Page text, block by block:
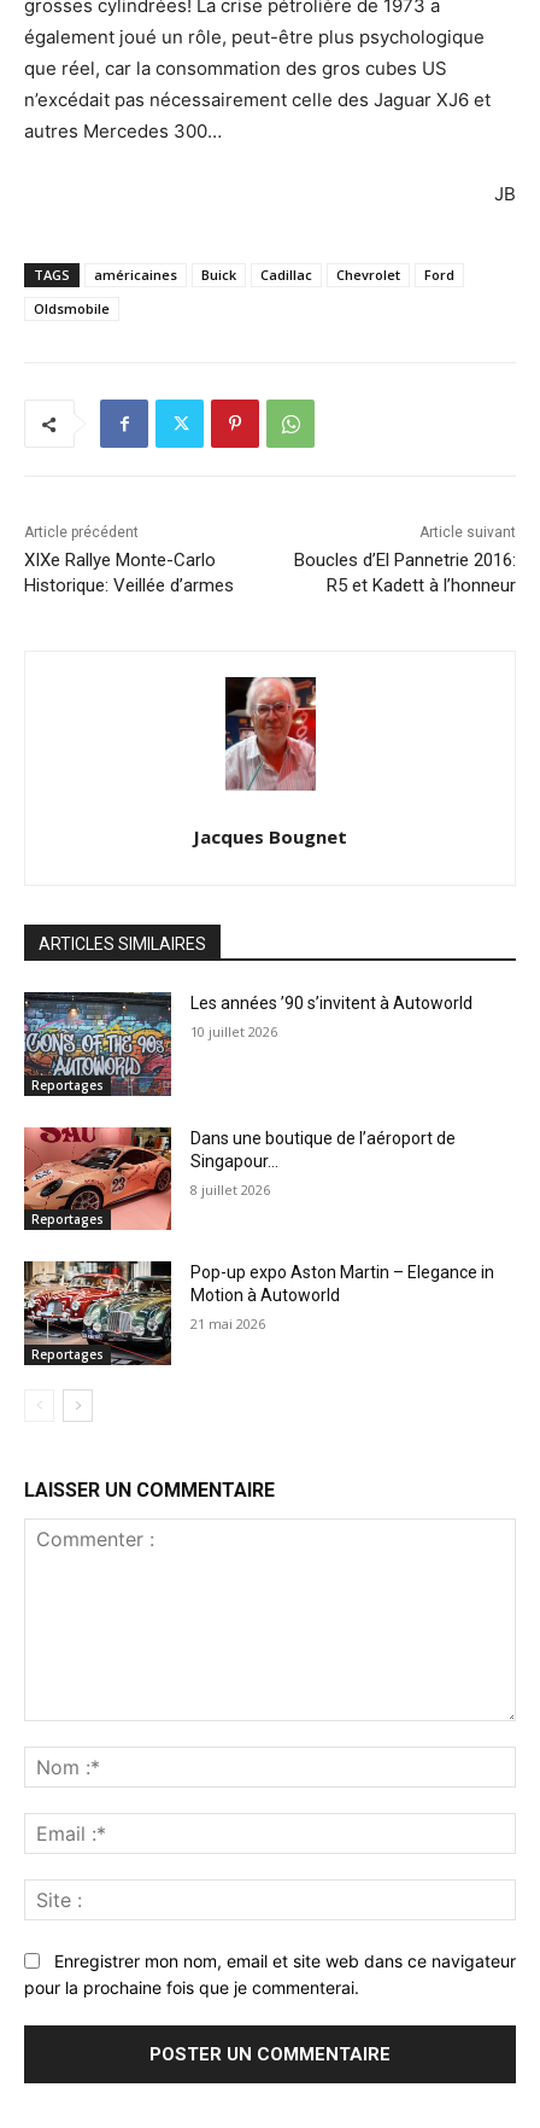
grosses cylindrées! La crise pétrolière de 1973 a
également joué un rôle, peut-être plus psychologique
que réel, car la consommation des gros cubes US
n’excédait pas nécessairement celle des Jaguar XJ6 et
autres Mercedes 300…
JB
TAGS américaines Buick Cadillac Chevrolet
Ford
Oldsmobile
Article précédent
XIXe Rallye Monte-Carlo
Historique: Veillée d’armes
Article suivant
Boucles d’El Pannetrie 2016:
R5 et Kadett à l’honneur
Jacques Bougnet
ARTICLES SIMILAIRES
Reportages
Les années ’90 s’invitent à Autoworld
10 juillet 2026
Reportages
Dans une boutique de l’aéroport de
Singapour…
8 juillet 2026
Reportages
Pop-up expo Aston Martin – Elegance in
Motion à Autoworld
21 mai 2026
LAISSER UN COMMENTAIRE
:*
:*
:
Enregistrer mon nom, email et site web dans ce navigateur
pour la prochaine fois que je commenterai.